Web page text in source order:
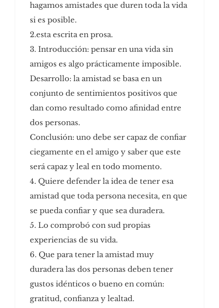
hagamos amistades que duren toda la vida
si es posible.
2.esta escrita en prosa.
3. Introducción: pensar en una vida sin
amigos es algo prácticamente imposible.
Desarrollo: la amistad se basa en un
conjunto de sentimientos positivos que
dan como resultado como afinidad entre
dos personas.
Conclusión: uno debe ser capaz de confiar
ciegamente en el amigo y saber que este
será capaz y leal en todo momento.
4. Quiere defender la idea de tener esa
amistad que toda persona necesita, en que
se pueda confiar y que sea duradera.
5. Lo comprobó con sud propias
experiencias de su vida.
6. Que para tener la amistad muy
duradera las dos personas deben tener
gustos idénticos o bueno en común:
gratitud, confianza y lealtad.